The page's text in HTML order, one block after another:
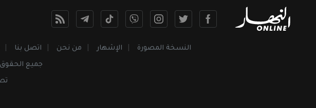
النسخة المصورة الإشهار من نحن اتصل بنا
جميع الحقوق محفوظة